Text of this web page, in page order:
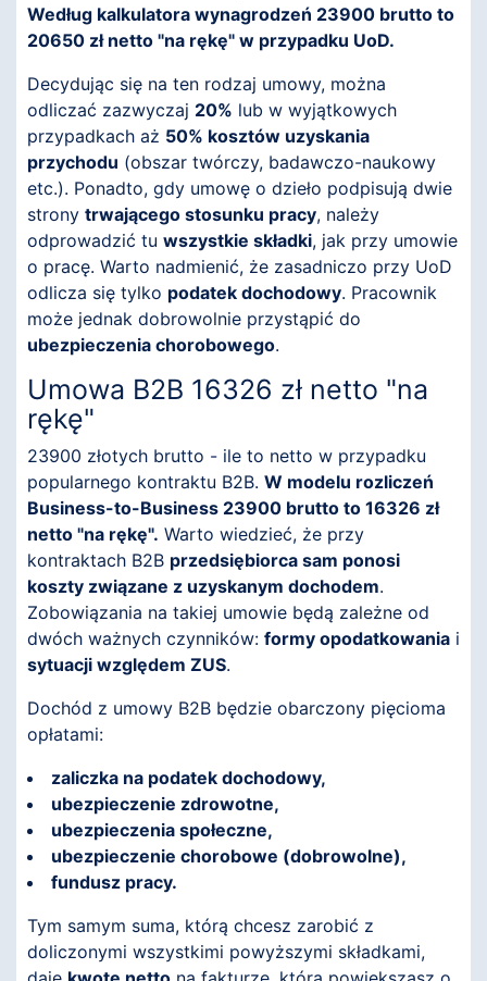
Według kalkulatora wynagrodzeń 23900 brutto to
20650 zł netto "na rękę" w przypadku UoD.
Decydując się na ten rodzaj umowy, można
odliczać zazwyczaj 20% lub w wyjątkowych
przypadkach aż 50% kosztów uzyskania
przychodu (obszar twórczy, badawczo-naukowy
etc.). Ponadto, gdy umowę o dzieło podpisują dwie
strony trwającego stosunku pracy, należy
odprowadzić tu wszystkie składki, jak przy umowie
o pracę. Warto nadmienić, że zasadniczo przy UoD
odlicza się tylko podatek dochodowy. Pracownik
może jednak dobrowolnie przystąpić do
ubezpieczenia chorobowego.
Umowa B2B 16326 zł netto "na
rękę"
23900 złotych brutto - ile to netto w przypadku
popularnego kontraktu B2B. W modelu rozliczeń
Business-to-Business 23900 brutto to 16326 zł
netto "na rękę". Warto wiedzieć, że przy
kontraktach B2B przedsiębiorca sam ponosi
koszty związane z uzyskanym dochodem.
Zobowiązania na takiej umowie będą zależne od
dwóch ważnych czynników: formy opodatkowania i
sytuacji względem ZUS.
Dochód z umowy B2B będzie obarczony pięcioma
opłatami:
zaliczka na podatek dochodowy,
ubezpieczenie zdrowotne,
ubezpieczenia społeczne,
ubezpieczenie chorobowe (dobrowolne),
fundusz pracy.
Tym samym suma, którą chcesz zarobić z
doliczonymi wszystkimi powyższymi składkami,